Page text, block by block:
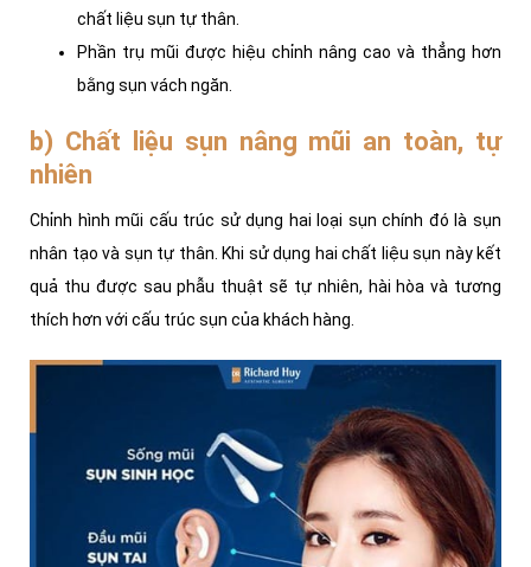
chất liệu sụn tự thân.
Phần trụ mũi được hiệu chỉnh nâng cao và thẳng hơn
bằng sụn vách ngăn.
b) Chất liệu sụn nâng mũi an toàn, tự
nhiên
Chỉnh hình mũi cấu trúc sử dụng hai loại sụn chính đó là sụn
nhân tạo và sụn tự thân. Khi sử dụng hai chất liệu sụn này kết
quả thu được sau phẫu thuật sẽ tự nhiên, hài hòa và tương
thích hơn với cấu trúc sụn của khách hàng.